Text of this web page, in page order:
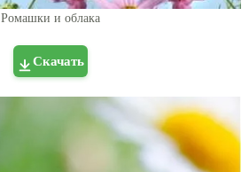
Ромашки и облака
Скачать